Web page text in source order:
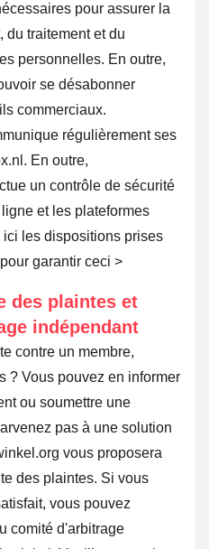
pour assurer la
du traitement et du
personnelles. En outre,
se désabonner
commerciaux.
régulièrement ses
En outre,
un contrôle de sécurité
et les plateformes
les dispositions prises
garantir ceci >
des plaintes et
indépendant
contre un membre,
? Vous pouvez en informer
ou soumettre une
pas à une solution
vous proposera
des plaintes. Si vous
vous pouvez
comité d'arbitrage